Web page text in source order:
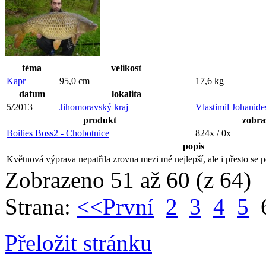
téma
velikost
Kapr
95,0 cm
17,6 kg
datum
lokalita
5/2013
Jihomoravský kraj
Vlastimil
produkt
Boilies Boss2 - Chobotnice
824x / 0x
popis
Květnová výprava nepatřila zrovna mezi mé nejlepší, ale i přesto se
Zobrazeno 51 až 60 (z 64)
Strana: <<První 2 3 4 5
Přeložit stránku